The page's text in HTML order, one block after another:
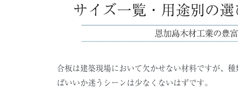
合板は建築現場において欠かせない材料ですが、
ばいいか迷うシーンは少なくないはずです。